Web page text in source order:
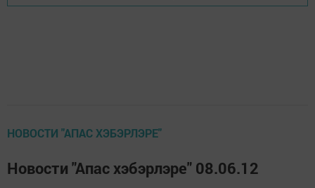
НОВОСТИ "АПАС ХЭБЭРЛЭРЕ"
Новости "Апас хэбэрлэре" 08.06.12